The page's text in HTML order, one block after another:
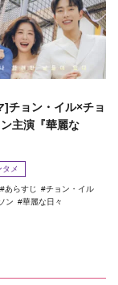
]チョン・イル×チョ
主演『華麗な
タメ
あらすじ
チョン・イル
ン
華麗な日々